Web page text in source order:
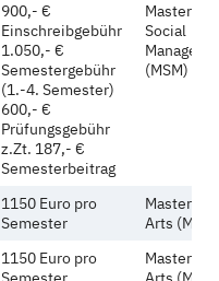
900,- €
Einschreibgebühr
1.050,- €
Semestergebühr
(1.-4. Semester)
600,- €
Prüfungsgebühr
z.Zt. 187,- €
Semesterbeitrag
Master of
Social
(MSM)
1150 Euro pro
Semester
Master of
Arts (M.A.)
1150 Euro pro
Master of